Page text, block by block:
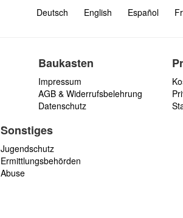
Deutsch English Español
Baukasten
Impressum
AGB & Widerrufsbelehrung
Datenschutz
Sonstiges
Jugendschutz
Ermittlungsbehörden
Abuse